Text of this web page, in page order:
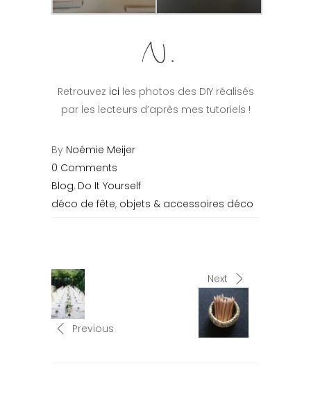
Retrouvez ici les photos des DIY réalisés
par les lecteurs d’après mes tutoriels !
By Noémie Meijer
0 Comments
Blog, Do It Yourself
déco de fête, objets & accessoires déco
Previous
Next